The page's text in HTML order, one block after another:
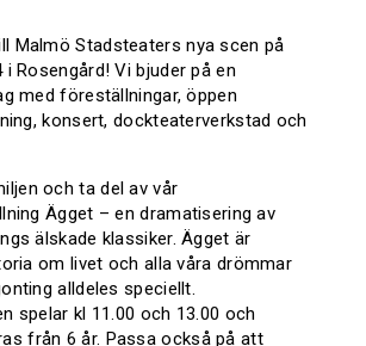
Malmö Stadsteaters nya scen på
i Rosengård! Vi bjuder på en
med föreställningar, öppen
konsert, dockteaterverkstad och
och ta del av vår
Ägget – en dramatisering av
älskade klassiker. Ägget är
om livet och alla våra drömmar
alldeles speciellt.
spelar kl 11.00 och 13.00 och
från 6 år. Passa också på att